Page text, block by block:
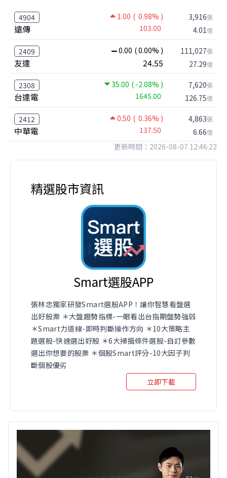
4904 1.00 ( 0.98% )
遠傳 103.00
3,916張
4.01億
2409 0.00 ( 0.00% )
友達 24.55
111,027張
27.29億
2308 35.00 ( -2.08% )
台達電 1645.00
7,620張
126.75億
2412 0.50 ( 0.36% )
中華電 137.50
4,863張
6.66億
更新時間：2026-08-07 12:46:22
精選股市資訊
Smart選股APP
張林忠獨家研發Smart選股APP！讓你智慧看盤選
出好股票 ＊大盤趨勢指標-一眼看出台指期盤勢強弱
＊Smart力道線-即時判斷操作方向 ＊10大策略主
題選股-快速選出好股 ＊6大掃描條件選股-自訂參數
選出你想要的股票 ＊個股Smart評分-10大因子判
斷個股優劣
立即下載